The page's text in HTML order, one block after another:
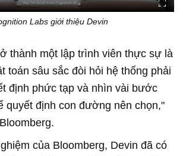
Labs giới thiệu Devin
thành một lập trình viên thực sự là
toán sâu sắc đòi hỏi hệ thống phải
định phức tạp và nhìn vài bước
quyết định con đường nên chọn,"
của Bloomberg, Devin đã có